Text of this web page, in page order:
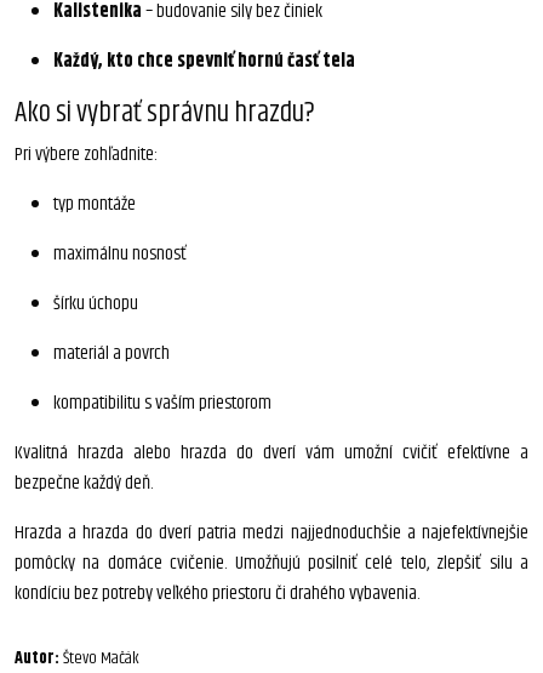
Kalistenika– budovanie sily bez činiek
Každý, kto chce spevniť hornú časť tela
Ako si vybrať správnu hrazdu?
Pri výbere zohľadnite:
typ montáže
maximálnu nosnosť
šírku úchopu
materiál a povrch
kompatibilitu s vaším priestorom
Kvalitná hrazda alebo hrazda do dverí vám umožní cvičiť efektívne a
bezpečne každý deň.
Hrazda a hrazda do dverí patria medzi najjednoduchšie a najefektívnejšie
pomôcky na domáce cvičenie. Umožňujú posilniť celé telo, zlepšiť silu a
kondíciu bez potreby veľkého priestoru či drahého vybavenia.
Autor:Števo Mačák